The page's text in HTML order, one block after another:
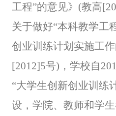
工程”的意见》(教高
关于做好“本科教学工
创业训练计划实施工
[2012]5号)， 学校自
“大学生创新创业训练
设，学院、教师和学